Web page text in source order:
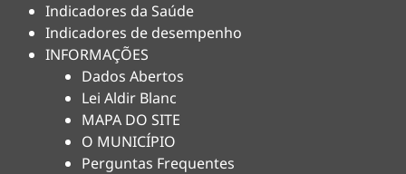
Indicadores da Saúde
Indicadores de desempenho
INFORMAÇÕES
Dados Abertos
Lei Aldir Blanc
MAPA DO SITE
O MUNICÍPIO
Perguntas Frequentes